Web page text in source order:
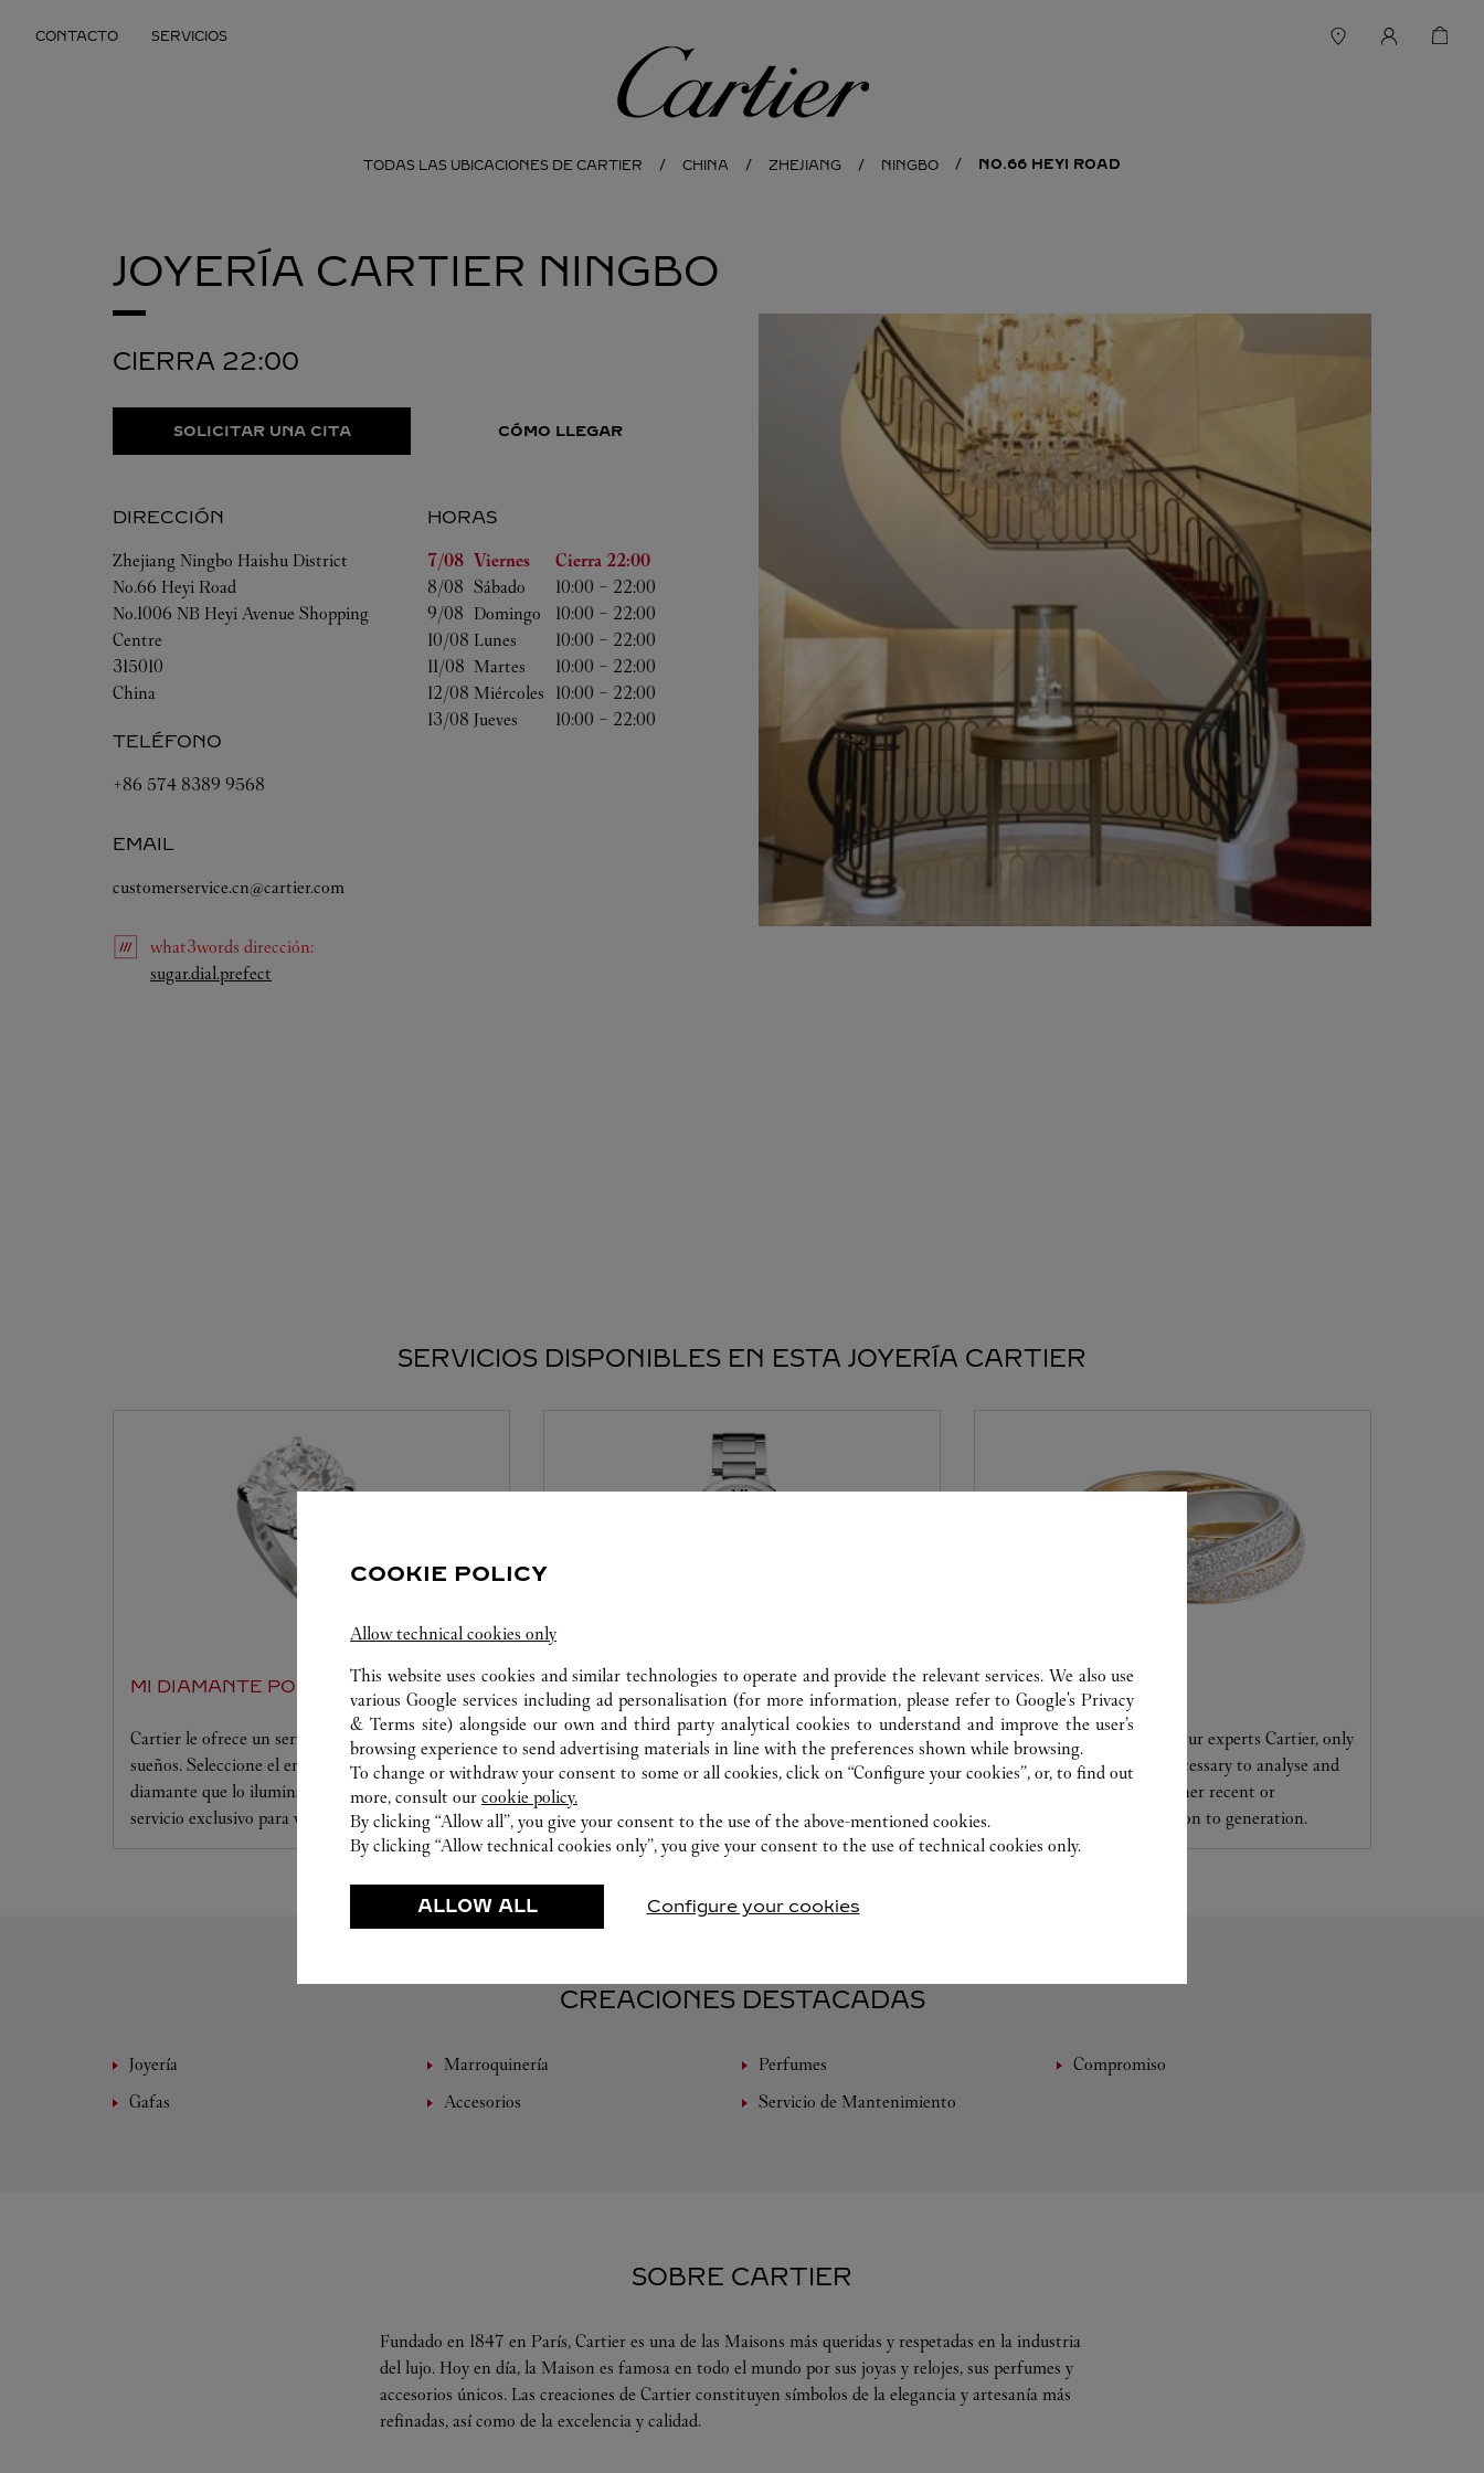
CONTACTO SERVICIOS
Cartier
TODAS LAS UBICACIONES DE CARTIER CHINA ZHEJIANG NINGBO NO.66 HEYI ROAD
JOYERÍA CARTIER NINGBO
CIERRA 22:00
SOLICITAR UNA CITA CÓMO LLEGAR
DIRECCIÓN
Zhejiang Ningbo Haishu District
No.66 Heyi Road
No.1006 NB Heyi Avenue Shopping
Centre
315010
China
TELÉFONO
+86 574 8389 9568
EMAIL
customerservice.cn@cartier.com
HORAS
Día de la semana
Horas
7/08 Viernes Cierra 22:00
8/08 Sábado 10:00 - 22:00
9/08 Domingo 10:00 - 22:00
10/08 Lunes 10:00 - 22:00
11/08 Martes 10:00 - 22:00
12/08 Miércoles 10:00 - 22:00
13/08 Jueves 10:00 - 22:00
what3words dirección:
sugar.dial.prefect
SERVICIOS DISPONIBLES EN ESTA JOYERÍA CARTIER
MI DIAMANTE POR CARTIER
Cartier le ofrece un servicio a la medida de sus
sueños. Seleccione el engaste que desee y el
diamante que lo iluminará. Déjese seducir por este
servicio exclusivo para vivir un momento único.
TALLER DE RELOJERÍA
Nuestro expertos Cartier están a su disposición en
esta boutique para realizar un diagnóstico de sus
creaciones y si es necesario, proceder a un servicio
inmediato.
CARE SERVICE
Entrust your creations to our experts Cartier, only
they have the expertise necessary to analyse and
repair your jewellery, whether recent or
transmitted from generation to generation.
CREACIONES DESTACADAS
Joyería Marroquinería Perfumes
Compromiso
Gafas
Accesorios Servicio de Mantenimiento
SOBRE CARTIER
Fundado en 1847 en París, Cartier es una de las Maisons más queridas y respetadas en la industria
del lujo. Hoy en día, la Maison es famosa en todo el mundo por sus joyas y relojes, sus perfumes y
accesorios únicos. Las creaciones de Cartier constituyen símbolos de la elegancia y artesanía más
refinadas, así como de la excelencia y calidad.
COOKIE POLICY
Allow technical cookies only
This website uses cookies and similar technologies to operate and provide the relevant services. We also use
various Google services including ad personalisation (for more information, please refer toGoogle's Privacy
& Terms site) alongside our own and third party analytical cookies to understand and improve the user’s
browsing experience to send advertising materials in line with the preferences shown while browsing.
To change or withdraw your consent to some or all cookies, click on “Configure your cookies”, or, to find out
more, consult our cookie policy.
By clicking “Allow all”, you give your consent to the use of the above-mentioned cookies.
By clicking “Allow technical cookies only”, you give your consent to the use of technical cookies only.
ALLOW ALL Configure your cookies